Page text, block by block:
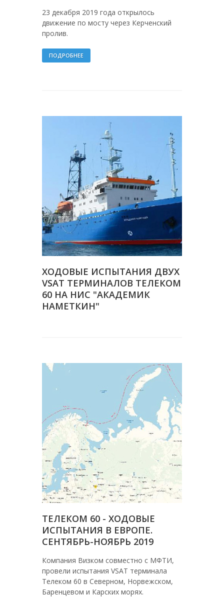
23 декабря 2019 года открылось
движение по мосту через Керченский
пролив.
ПОДРОБНЕЕ
ХОДОВЫЕ ИСПЫТАНИЯ ДВУХ
VSAT ТЕРМИНАЛОВ ТЕЛЕКОМ
60 НА НИС "АКАДЕМИК
НАМЕТКИН"
ТЕЛЕКОМ 60 - ХОДОВЫЕ
ИСПЫТАНИЯ В ЕВРОПЕ.
СЕНТЯБРЬ-НОЯБРЬ 2019
Компания Визком совместно с МФТИ,
провели испытания VSAT терминала
Телеком 60 в Северном, Норвежском,
Баренцевом и Карских морях.